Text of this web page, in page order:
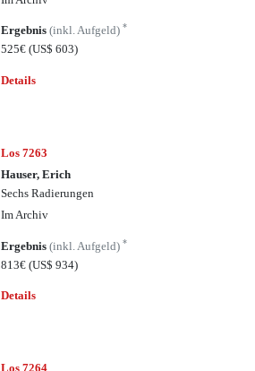
Ergebnis(inkl. Aufgeld)*
525€(US$ 603)
Details
Los 7263
Hauser, Erich
Sechs Radierungen
Im Archiv
Ergebnis(inkl. Aufgeld)*
813€(US$ 934)
Details
Los 7264